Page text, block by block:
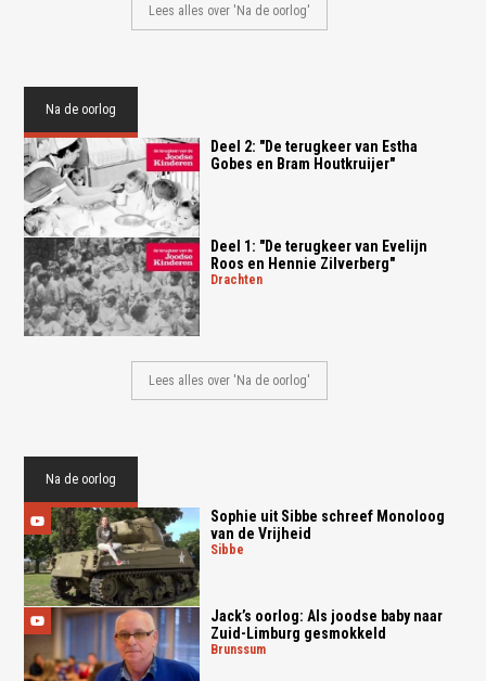
Lees alles over 'Na de oorlog'
Na de oorlog
Deel 2: "De terugkeer van Estha
Gobes en Bram Houtkruijer"
Deel 1: "De terugkeer van Evelijn
Roos en Hennie Zilverberg"
drachten
Lees alles over 'Na de oorlog'
Na de oorlog
Sophie uit Sibbe schreef Monoloog
van de Vrijheid
sibbe
Jack’s oorlog: Als joodse baby naar
Zuid-Limburg gesmokkeld
brunssum